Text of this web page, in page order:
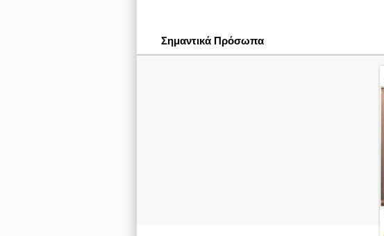
Σημαντικά Πρόσωπα